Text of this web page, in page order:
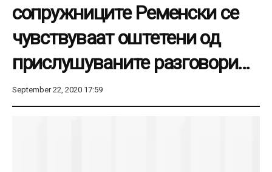
сопружниците Ременски се
чувствуваат оштетени од
прислушуваните разговори…
September 22, 2020 17:59